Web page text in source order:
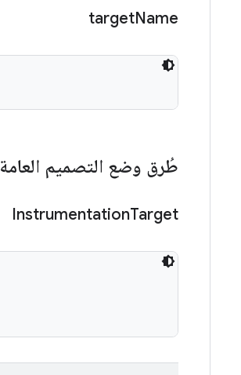
targetName
طُرق وضع التصميم العامة
InstrumentationTarget